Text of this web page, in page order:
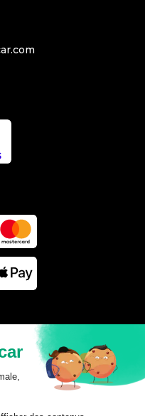
la base de donnée
Il est interdit d’exploiter les
de laisser un tiers les
un tiers, sans accord
constitue une violation des